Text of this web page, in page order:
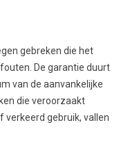
gebreken die het
De garantie duurt
van de aanvankelijke
die veroorzaakt
verkeerd gebruik, vallen